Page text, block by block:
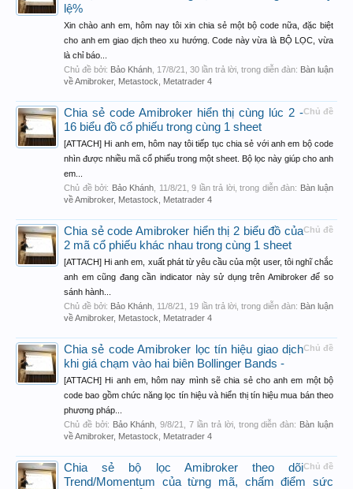
lệ%
Xin chào anh em, hôm nay tôi xin chia sẻ một bộ code nữa, đặc biệt
cho anh em giao dịch theo xu hướng. Code này vừa là BỘ LỌC, vừa
là chỉ báo...
Chủ đề bởi: Bảo Khánh 17/8/21 , 30 lần trả lời, trong diễn đàn: Bàn luận
về Amibroker, Metastock, Metatrader 4
Chủ đề
Chia sẻ code Amibroker hiển thị cùng lúc 2 -
16 biểu đồ cổ phiếu trong cùng 1 sheet
[ATTACH] Hi anh em, hôm nay tôi tiếp tục chia sẻ với anh em bộ code
nhìn được nhiều mã cổ phiếu trong một sheet. Bộ lọc này giúp cho anh
em...
Chủ đề bởi: Bảo Khánh 11/8/21 , 9 lần trả lời, trong diễn đàn: Bàn luận
về Amibroker, Metastock, Metatrader 4
Chủ đề
Chia sẻ code Amibroker hiển thị 2 biểu đồ của
2 mã cổ phiếu khác nhau trong cùng 1 sheet
[ATTACH] Hi anh em, xuất phát từ yêu cầu của một user, tôi nghĩ chắc
anh em cũng đang cần indicator này sử dụng trên Amibroker để so
sánh hành...
Chủ đề bởi: Bảo Khánh 11/8/21 , 19 lần trả lời, trong diễn đàn: Bàn luận
về Amibroker, Metastock, Metatrader 4
Chủ đề
Chia sẻ code Amibroker lọc tín hiệu giao dịch
khi giá chạm vào hai biên Bollinger Bands -
[ATTACH] Hi anh em, hôm nay mình sẽ chia sẻ cho anh em một bộ
code bao gồm chức năng lọc tín hiệu và hiển thị tín hiệu mua bán theo
phương pháp...
Chủ đề bởi: Bảo Khánh ,9/8/21 , 7 lần trả lời, trong diễn đàn: Bàn luận
về Amibroker, Metastock, Metatrader 4
Chủ đề
Chia sẻ bộ lọc Amibroker theo dõi
Trend/Momentum của từng mã, chấm điểm sức